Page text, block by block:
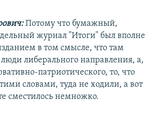
Потому что бумажный,
журнал "Итоги" был вполне
в том смысле, что там
либерального направления, а,
патриотического, то, что
словами, туда не ходили, а вот
сместилось немножко.